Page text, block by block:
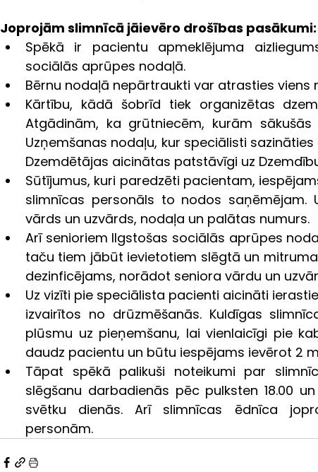
Joprojām slimnīcā jāievēro drošības pasākumi:
Spēkā ir pacientu apmeklējuma
sociālās aprūpes nodaļā.
Bērnu nodaļā nepārtraukti var atrasties viens
Kārtību, kādā šobrīd tiek organizētas
Atgādinām, ka grūtniecēm, kurām
Uzņemšanas nodaļu, kur speciālisti
Dzemdētājas aicinātas patstāvīgi uz
Sūtījumus, kuri paredzēti pacientam,
slimnīcas personāls to nodos saņēmējam.
vārds un uzvārds, nodaļa un palātas numurs.
Arī senioriem Ilgstošas sociālās aprūpes
taču tiem jābūt ievietotiem slēgtā un
dezinficējams, norādot seniora vārdu un
Uz vizīti pie speciālista pacienti aicināti
izvairītos no drūzmēšanās. Kuldīgas
plūsmu uz pieņemšanu, lai vienlaicīgi pie
daudz pacientu un būtu iespējams ievērot 2
Tāpat spēkā palikuši noteikumi par
slēgšanu darbadienās pēc pulksten 18.00
svētku dienās. Arī slimnīcas ēdnīca
personām.